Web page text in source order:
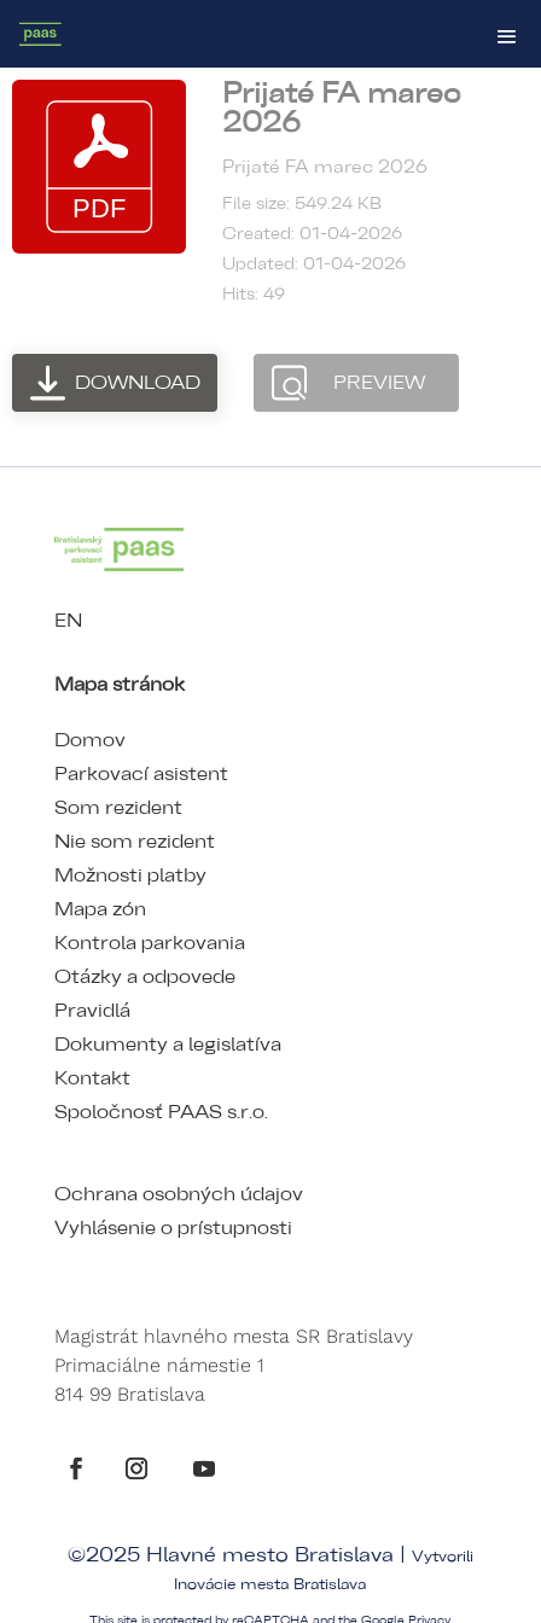
Prijaté FA marec
2026
Prijaté FA marec 2026
File size: 549.24 KB
Created: 01-04-2026
Updated: 01-04-2026
Hits: 49
DOWNLOAD PREVIEW
EN
Mapa stránok
Domov
Parkovací asistent
Som rezident
Nie som rezident
Možnosti platby
Mapa zón
Kontrola parkovania
Otázky a odpovede
Pravidlá
Dokumenty a legislatíva
Kontakt
Spoločnosť PAAS s.r.o.
Ochrana osobných údajov
Vyhlásenie o prístupnosti
Magistrát hlavného mesta SR Bratislavy
Primaciálne námestie 1
814 99 Bratislava
©2025 Hlavné mesto Bratislava |
Vytvorili
Inovácie mesta Bratislava
This site is protected by reCAPTCHA and the Google Privacy